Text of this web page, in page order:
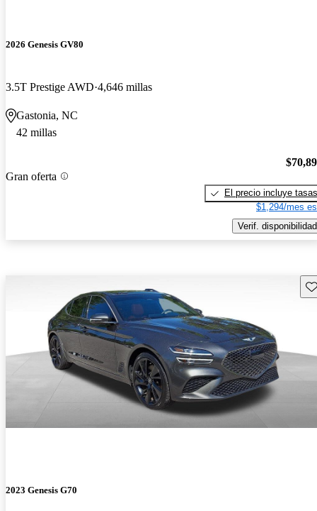
2026 Genesis GV80
3.5T Prestige AWD 4,646 millas
Gastonia, NC
42 millas
Gran oferta
El precio incluye tasas
$1,294/mes
Verif. disponibilidad
2023 Genesis G70